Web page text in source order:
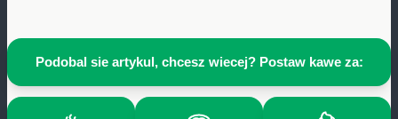
Podobal sie artykul, chcesz wiecej? Postaw kawe za: